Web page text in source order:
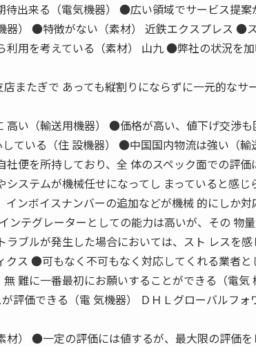
待出来る（電気機器） ●広い領域でサービス提案
器） ●特徴がない（素材） 近鉄エクスプレス ●
用を考えている（素材） 山九 ●弊社の状況を
またぎで あっても縦割りにならずに一元的なサ
高い（輸送用機器） ●価格が高い、値下げ交渉
ている（住 設機器） ●中国国内物流は強い（輸
便を所持しており、全 体のスペック面での評価
ステムが機械任せになってし まっていると感じ
インボイスナンバーの追加などが機械 的にしか
ンテグレーターとしての能力は高いが、その 物
ラブルが発生した場合においては、スト レスを
ス ●可もなく不可もなく対応してくれる業者と
難に一番最初にお願いすることができる（電
評価できる（電 気機器） ＤＨＬグローバルフ
材） ●一定の評価には値するが、最大限の評価を